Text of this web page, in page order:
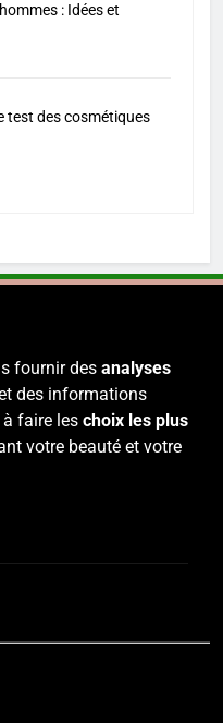
: Idées et
test des cosmétiques
fournir des analyses
des informations
faire les choix les plus
votre beauté et votre